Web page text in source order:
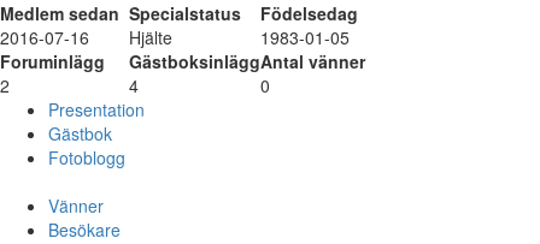
Medlem sedan Specialstatus
Födelsedag
2016-07-16
Hjälte
1983-01-05
Foruminlägg
GästboksinläggAntal vänner
2
4
0
Presentation
Gästbok
Fotoblogg
Vänner
Besökare